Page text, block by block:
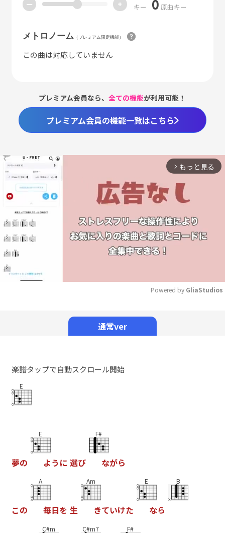
ー + キー 0 原曲キー
メトロノーム （プレミアム限定機能）
この曲は対応していません
プレミアム会員なら、全ての機能が利用可能！
プレミアム会員の機能一覧はこちら
arrow_forward_ios もっと見る
Powered by GliaStudios
通常ver
楽譜タップで自動スクロール開始
E
夢の
E
よう に 選び
F#
ながら
この
A
毎日を 生
Am
きていけた
E
なら
B
C#m C#m7 F#